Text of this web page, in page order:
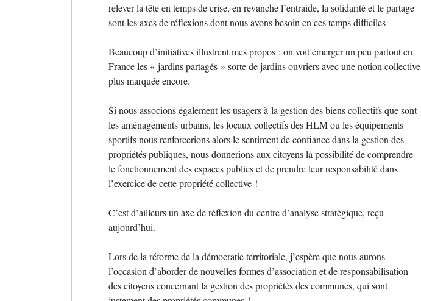
relever la tête en temps de crise, en revanche l’entraide, la solidarité et le partage
sont les axes de réflexions dont nous avons besoin en ces temps difficiles
Beaucoup d’initiatives illustrent mes propos : on voit émerger un peu partout en
France les « jardins partagés » sorte de jardins ouvriers avec une notion collective
plus marquée encore.
Si nous associons également les usagers à la gestion des biens collectifs que sont
les aménagements urbains, les locaux collectifs desHLMou les équipements
sportifs nous renforcerions alors le sentiment de confiance dans la gestion des
propriétés publiques, nous donnerions aux citoyens la possibilité de comprendre
le fonctionnement des espaces publics et de prendre leur responsabilité dans
l’exercice de cette propriété collective !
C’est d’ailleurs un axe de réflexion du centre d’analyse stratégique, reçu
aujourd’hui.
Lors de la réforme de la démocratie territoriale, j’espère que nous aurons
l’occasion d’aborder de nouvelles formes d’association et de responsabilisation
des citoyens concernant la gestion des propriétés des communes, qui sont